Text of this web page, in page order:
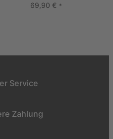
69,90 € *
Service
Zahlung